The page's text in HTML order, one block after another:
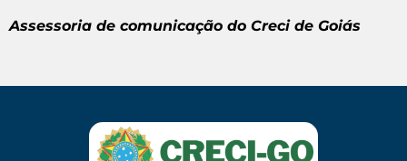
Assessoria de comunicação do Creci de Goiás